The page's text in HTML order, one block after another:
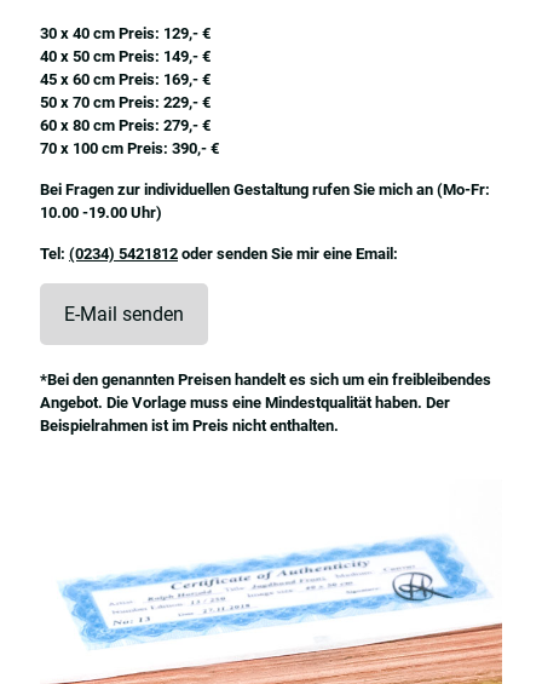
30 x 40 cm Preis: 129,- €
40 x 50 cm Preis: 149,- €
45 x 60 cm Preis: 169,- €
50 x 70 cm Preis: 229,- €
60 x 80 cm Preis: 279,- €
70 x 100 cm Preis: 390,- €
Bei Fragen zur individuellen Gestaltung rufen Sie mich an (Mo-Fr:
10.00 -19.00 Uhr)
Tel: (0234) 5421812 oder senden Sie mir eine Email:
E-Mail senden
*Bei den genannten Preisen handelt es sich um ein freibleibendes
Angebot. Die Vorlage muss eine Mindestqualität haben. Der
Beispielrahmen ist im Preis nicht enthalten.